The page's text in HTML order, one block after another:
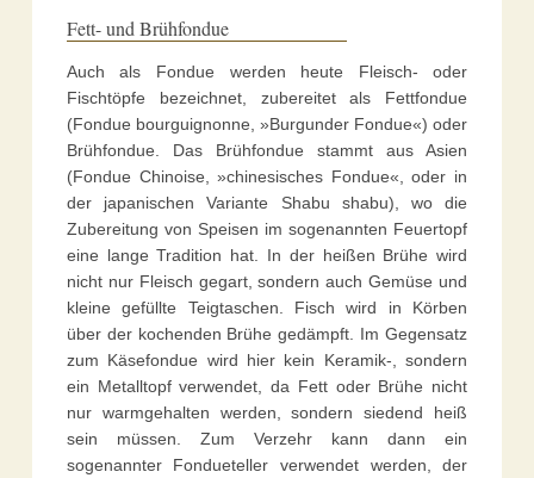
Fett- und Brühfondue
Auch als Fondue werden heute Fleisch- oder
Fischtöpfe bezeichnet, zubereitet als Fettfondue
(Fondue bourguignonne, »Burgunder Fondue«) oder
Brühfondue. Das Brühfondue stammt aus Asien
(Fondue Chinoise, »chinesisches Fondue«, oder in
der japanischen Variante Shabu shabu), wo die
Zubereitung von Speisen im sogenannten Feuertopf
eine lange Tradition hat. In der heißen Brühe wird
nicht nur Fleisch gegart, sondern auch Gemüse und
kleine gefüllte Teigtaschen. Fisch wird in Körben
über der kochenden Brühe gedämpft. Im Gegensatz
zum Käsefondue wird hier kein Keramik-, sondern
ein Metalltopf verwendet, da Fett oder Brühe nicht
nur warmgehalten werden, sondern siedend heiß
sein müssen. Zum Verzehr kann dann ein
sogenannter Fondueteller verwendet werden, der